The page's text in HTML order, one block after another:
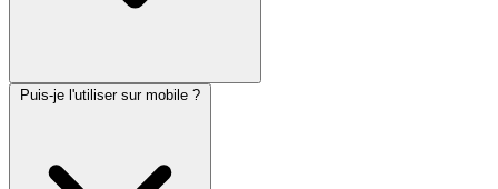
Puis-je l'utiliser sur mobile ?